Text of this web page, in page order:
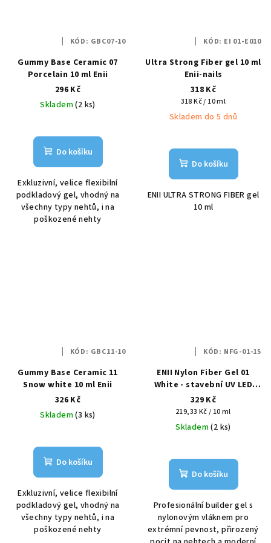
Gummy Base Ceramic 07
Porcelain 10 ml Enii
296 Kč
Skladem(2 ks)
Do košíku
Exkluzivní, velice flexibilní
podkladový gel, vhodný na
všechny typy nehtů, i na
poškozené nehty
KÓD: GBC07-10
Ultra Strong Fiber gel 10 ml
Enii-nails
318 Kč
Měrná
cena:
318 Kč / 10 ml
Skladem do 5 dnů
Do košíku
ENII ULTRA STRONG FIBER gel
10 ml
KÓD: EI 01-E010
Gummy Base Ceramic 11
Snow white 10 ml Enii
326 Kč
Skladem(3 ks)
Do košíku
Exkluzivní, velice flexibilní
podkladový gel, vhodný na
všechny typy nehtů, i na
poškozené nehty
KÓD: GBC11-10
ENII Nylon Fiber Gel 01
White - stavební UV LED
gel, 15 ml
329 Kč
Měrná
cena:
219,33 Kč / 10 ml
Skladem(2 ks)
Do košíku
Profesionální builder gel s
nylonovým vláknem pro
extrémní pevnost, přirozený
KÓD: NFG-01-15